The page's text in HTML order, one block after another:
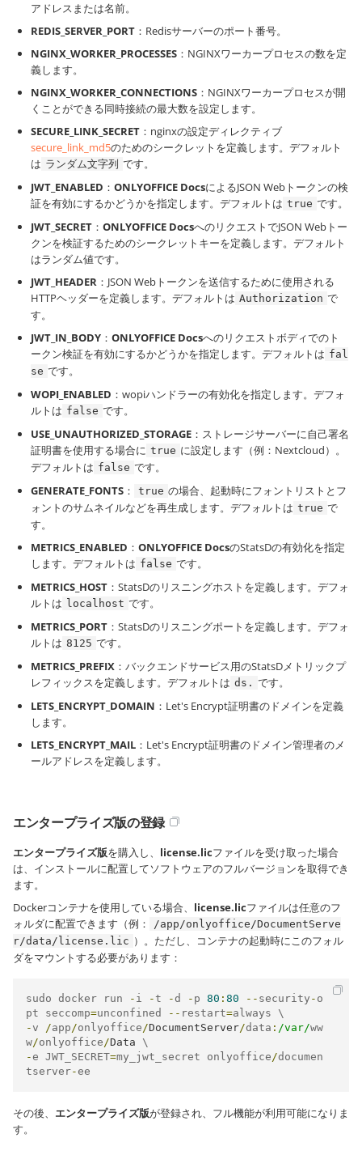
アドレスまたは名前。
REDIS_SERVER_PORT ：Redisサーバーのポート番号。
NGINX_WORKER_PROCESSES ：NGINXワーカープロセスの数を定
義します。
NGINX_WORKER_CONNECTIONS ：NGINXワーカープロセスが開
くことができる同時接続の最大数を設定します。
SECURE_LINK_SECRET ：nginxの設定ディレクティブ
secure_link_md5のためのシークレットを定義します。デフォルト
は ランダム文字列 です。
JWT_ENABLED ： ONLYOFFICE DocsによるJSON Webトークンの検
証を有効にするかどうかを指定します。デフォルトは true です。
JWT_SECRET ： ONLYOFFICE DocsへのリクエストでJSON Webトー
クンを検証するためのシークレットキーを定義します。デフォルト
はランダム値です。
JWT_HEADER ：JSON Webトークンを送信するために使用される
HTTPヘッダーを定義します。デフォルトは Authorization で
す。
JWT_IN_BODY ： ONLYOFFICE Docsへのリクエストボディでのト
ークン検証を有効にするかどうかを指定します。デフォルトは fal
se です。
WOPI_ENABLED ：wopiハンドラーの有効化を指定します。デフォ
ルトは false です。
USE_UNAUTHORIZED_STORAGE ：ストレージサーバーに自己署名
証明書を使用する場合に true に設定します（例：Nextcloud）。
デフォルトは false です。
GENERATE_FONTS ： true の場合、起動時にフォントリストとフ
ォントのサムネイルなどを再生成します。デフォルトは true で
す。
METRICS_ENABLED ： ONLYOFFICE DocsのStatsDの有効化を指定
します。デフォルトは false です。
METRICS_HOST ：StatsDのリスニングホストを定義します。デフォ
ルトは localhost です。
METRICS_PORT ：StatsDのリスニングポートを定義します。デフォ
ルトは 8125 です。
METRICS_PREFIX ：バックエンドサービス用のStatsDメトリックプ
レフィックスを定義します。デフォルトは ds. です。
LETS_ENCRYPT_DOMAIN ：Let's Encrypt証明書のドメインを定義
します。
LETS_ENCRYPT_MAIL ：Let's Encrypt証明書のドメイン管理者のメ
ールアドレスを定義します。
エンタープライズ版の登録
エンタープライズ版を購入し、 license.licファイルを受け取った場合
は、インストールに配置してソフトウェアのフルバージョンを取得でき
ます。
Dockerコンテナを使用している場合、 license.licファイルは任意のフ
ォルダに配置できます（例：
/app/onlyoffice/DocumentServe
r/data/license.lic ）。ただし、コンテナの起動時にこのフォル
ダをマウントする必要があります：
sudo docker run - i -t -d - p 80 : 80 -- security - o
pt seccomp=unconfined -- restart=
-v /app/onlyoffice/DocumentServer/data : /var/ww
w/onlyoffice/Data
-e JWT_SECRET=my_jwt_secret onlyoffice/documen
tserver-ee
その後、 エンタープライズ版が登録され、フル機能が利用可能になりま
す。